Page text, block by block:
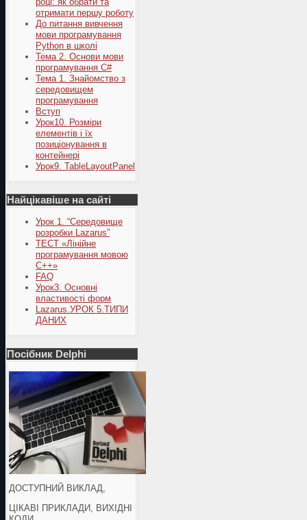
отримати першу роботу
До питання вивчення
мови програмування
Python в школі
Тема 2. Основи мови
програмування C#
Тема 1. Знайомство з
середовищем
програмування
Вступ
Урок10. Розміри
елементів і їх
позиціонування в
контейнері
Урок9. TableLayoutPanel
Найцікавіше на сайті
Урок 1. “Середовище
розробки Lazarus”
ТЕСТ «Лінійне
програмування мовою
С++»
FAQ
Урок3. Основні
властивості форм
Lazarus.УРОК 5.ТИПИ
ДАНИХ
Посібник Delphi
ДОСТУПНИЙ ВИКЛАД,
ЦІКАВІ ПРИКЛАДИ, ВИХІДНІ